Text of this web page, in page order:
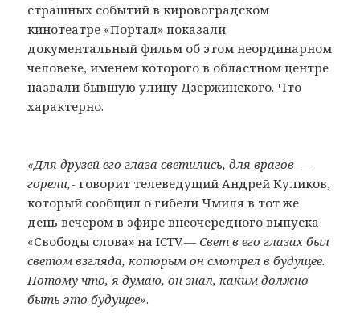
страшных событий в кировоградском
кинотеатре «Портал» показали
документальный фильм об этом неординарном
человеке, именем которого в областном центре
назвали бывшую улицу Дзержинского. Что
характерно.
«Для друзей его глаза светились, для врагов —
горели, -говорит телеведущий Андрей Куликов,
который сообщил о гибели Чмиля в тот же
день вечером в эфире внеочередного выпуска
«Свободы слова» на ICTV.— Свет в его глазах был
светом взгляда, которым он смотрел в будущее.
Потому что, я думаю, он знал, каким должно
быть это будущее».